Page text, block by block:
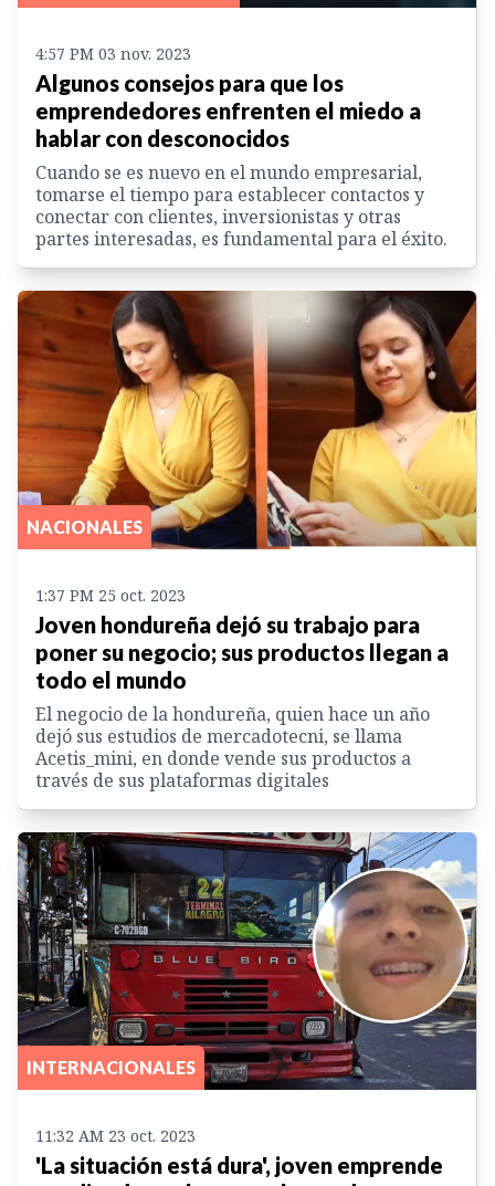
4:57 PM 03 nov. 2023
Algunos consejos para que los
emprendedores enfrenten el miedo a
hablar con desconocidos
Cuando se es nuevo en el mundo empresarial,
tomarse el tiempo para establecer contactos y
conectar con clientes, inversionistas y otras
partes interesadas, es fundamental para el éxito.
NACIONALES
1:37 PM 25 oct. 2023
Joven hondureña dejó su trabajo para
poner su negocio; sus productos llegan a
todo el mundo
El negocio de la hondureña, quien hace un año
dejó sus estudios de mercadotecni, se llama
Acetis_mini, en donde vende sus productos a
través de sus plataformas digitales
INTERNACIONALES
11:32 AM 23 oct. 2023
'La situación está dura', joven emprende